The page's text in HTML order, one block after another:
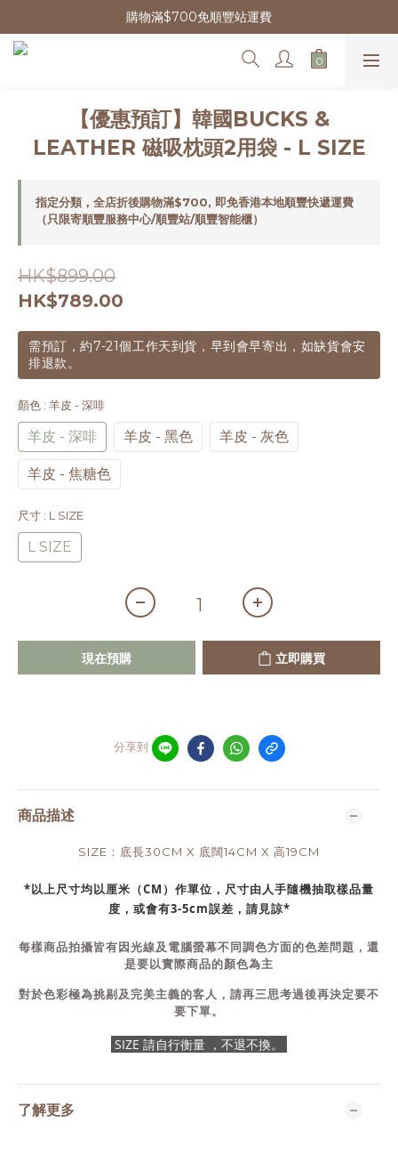
購物滿$700免順豐站運費
【優惠預訂】韓國BUCKS &
LEATHER 磁吸枕頭2用袋 - L SIZE
指定分類，全店折後購物滿$700, 即免香港本地順豐快遞運費
（只限寄順豐服務中心/順豐站/順豐智能櫃）
HK$899.00
HK$789.00
需預訂，約7-21個工作天到貨，早到會早寄出，如缺貨會安
排退款。
顏色 : 羊皮 - 深啡
羊皮 - 深啡 羊皮 - 黑色 羊皮 - 灰色
羊皮 - 焦糖色
尺寸 : L SIZE
L SIZE
現在預購 立即購買
分享到
商品描述
SIZE：底長30CM X 底闊14CM X 高19CM
*以上尺寸均以厘米（CM）作單位，尺寸由人手隨機抽取樣品量
度，或會有3-5cm誤差，請見諒*
每樣商品拍攝皆有因光線及電腦螢幕不同調色方面的色差問題，還
是要以實際商品的顏色為主
對於色彩極為挑剔及完美主義的客人，請再三思考過後再決定要不
要下單。
SIZE 請自行衡量 ，不退不換。
了解更多